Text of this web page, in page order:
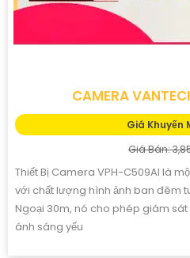
CAMERA
Giá Khuyến
Giá Bán:
Thiết Bị Camera VPH-C509AI là
với chất lượng hình ảnh ban đêm
Ngoại 30m, nó cho phép giám
ánh sáng yếu